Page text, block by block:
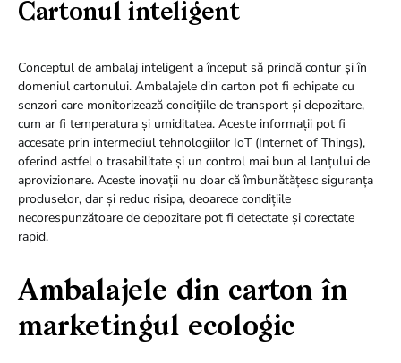
Cartonul inteligent
Conceptul de ambalaj inteligent a început să prindă contur și în
domeniul cartonului. Ambalajele din carton pot fi echipate cu
senzori care monitorizează condițiile de transport și depozitare,
cum ar fi temperatura și umiditatea. Aceste informații pot fi
accesate prin intermediul tehnologiilor IoT (Internet of Things),
oferind astfel o trasabilitate și un control mai bun al lanțului de
aprovizionare. Aceste inovații nu doar că îmbunătățesc siguranța
produselor, dar și reduc risipa, deoarece condițiile
necorespunzătoare de depozitare pot fi detectate și corectate
rapid.
Ambalajele din carton în
marketingul ecologic